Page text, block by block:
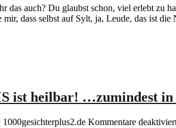
das auch? Du glaubst schon, viel erlebt zu
mir, dass selbst auf Sylt, ja, Leude, das ist
ist heilbar! …zumindest
1000gesichterplus2.de Kommentare